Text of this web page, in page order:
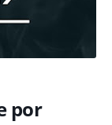
por